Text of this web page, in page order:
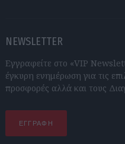
NEWSLETTER
Εγγραφείτε στο «VIP
έγκυρη ενημέρωση για τις
προσφορές αλλά και τους
ΕΓΓΡΑΦΗ